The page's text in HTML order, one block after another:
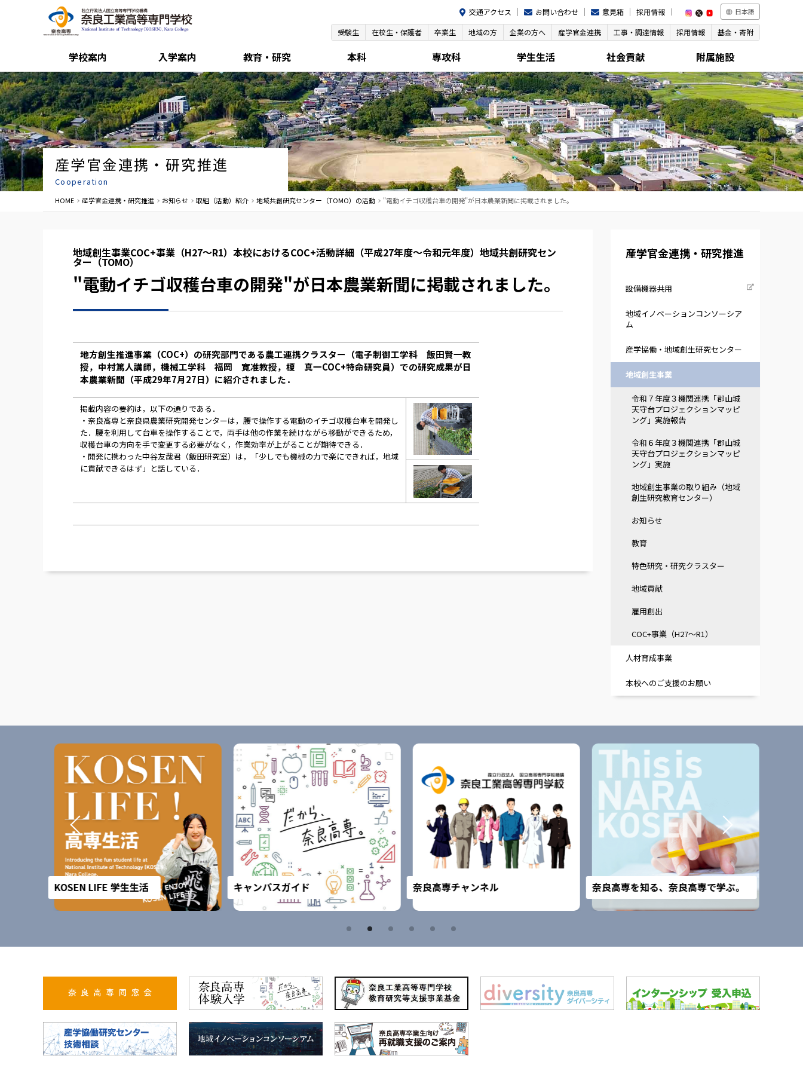
交通アクセス お問い合わせ 意見箱 採用情報 日本語
受験生 在校生・保護者 卒業生 地域の方 企業の方へ 産学官金連携 工事・調達情報 採用情報 基金・寄附
学校案内 入学案内 教育・研究 本科 専攻科 学生生活 社会貢献 附属施設
産学官金連携・研究推進
Cooperation
HOME 産学官金連携・研究推進 お知らせ 取組（活動）紹介 地域共創研究センター（TOMO）の活動 "電動イチゴ収穫台車の開発"が日本農業新聞に掲載されました。
地域創生事業COC+事業（H27～R1）本校におけるCOC+活動詳細（平成27年度～令和元年度）地域共創研究セン
ター（TOMO）
"電動イチゴ収穫台車の開発"が日本農業新聞に掲載されました。
地方創生推進事業（COC+）の研究部門である農工連携クラスター（電子制御工学科 飯田賢一教
授，中村篤人講師，機械工学科 福岡 寛准教授，榎 真一COC+特命研究員）での研究成果が日
本農業新聞（平成29年7月27日）に紹介されました．
掲載内容の要約は，以下の通りである．
・奈良高専と奈良県農業研究開発センターは，腰で操作する電動のイチゴ収穫台車を開発し
た．腰を利用して台車を操作することで，両手は他の作業を続けながら移動ができるため，
収穫台車の方向を手で変更する必要がなく，作業効率が上がることが期待できる．
・開発に携わった中谷友哉君（飯田研究室）は，「少しでも機械の力で楽にできれば，地域
に貢献できるはず」と話している．
産学官金連携・研究推進
設備機器共用
地域イノベーションコンソーシア
ム
産学協働・地域創生研究センター
地域創生事業
令和７年度３機関連携「郡山城
天守台プロジェクションマッピ
ング」実施報告
令和６年度３機関連携「郡山城
天守台プロジェクションマッピ
ング」実施
地域創生事業の取り組み（地域
創生研究教育センター）
お知らせ
教育
特色研究・研究クラスター
地域貢献
雇用創出
COC+事業（H27～R1）
人材育成事業
本校へのご支援のお願い
KOSEN LIFE 学生生活 キャンパスガイド 奈良高専チャンネル 奈良高専を知る、奈良高専で学ぶ。